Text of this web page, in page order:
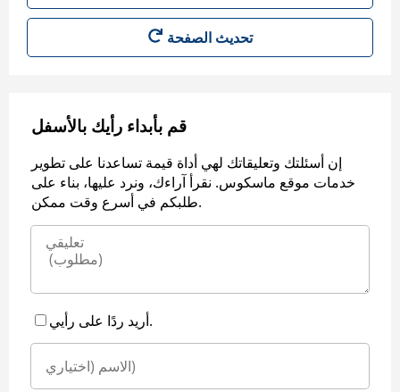
تحديث الصفحة
قم بأبداء رأيك بالأسفل
إن أسئلتك وتعليقاتك لهي أداة قيمة تساعدنا على تطوير
خدمات موقع ماسكوس. نقرأ آراءك، ونرد عليها، بناء على
طلبكم في أسرع وقت ممكن.
أريد ردًا على رأيي.